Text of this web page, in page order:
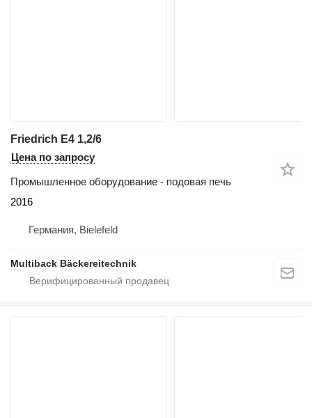
Friedrich E4 1,2/6
Цена по запросу
Промышленное оборудование - подовая печь
2016
Германия, Bielefeld
Multiback Bäckereitechnik